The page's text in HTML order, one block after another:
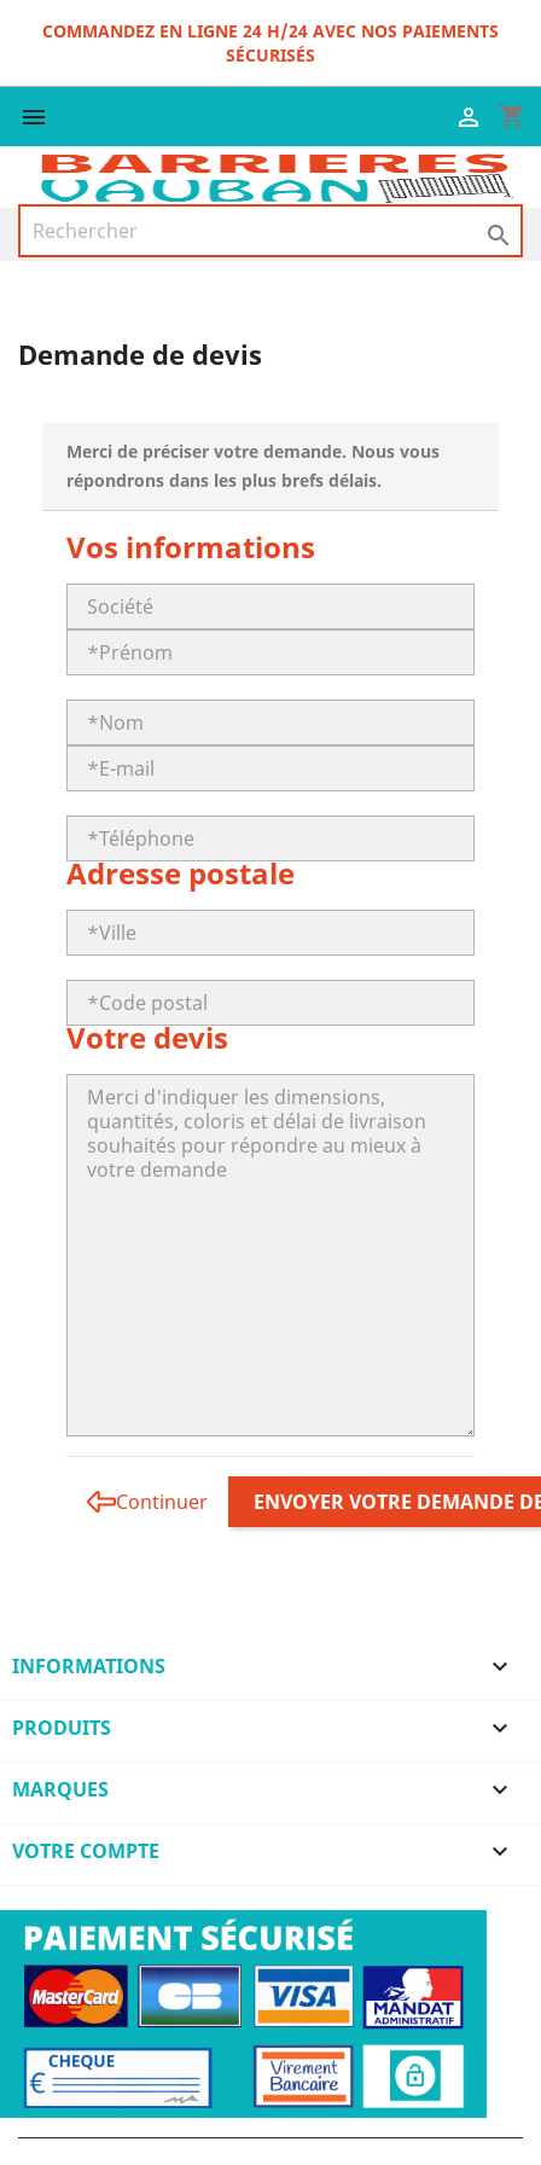
COMMANDEZ EN LIGNE 24 H/24 AVEC NOS PAIEMENTS
SÉCURISÉS
 shopping_cart


Demande de devis
Merci de préciser votre demande. Nous vous
répondrons dans les plus brefs délais.
Vos informations
Adresse postale
Votre devis
Continuer ENVOYER VOTRE DEMANDE
INFORMATIONS 
PRODUITS 
MARQUES 
VOTRE COMPTE 